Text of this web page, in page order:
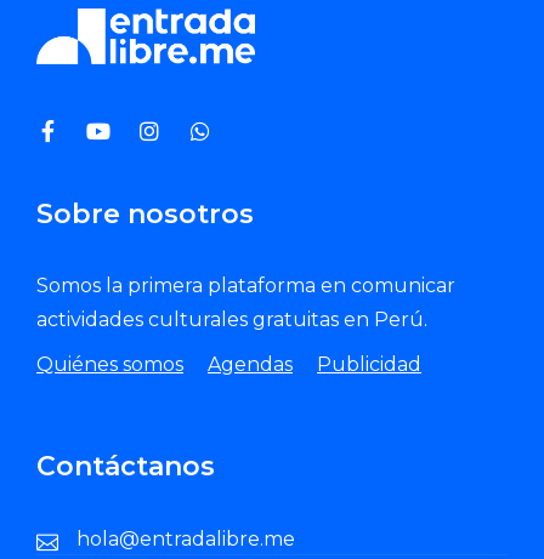
Sobre nosotros
Somos la primera plataforma en comunicar
actividades culturales gratuitas en Perú.
Quiénes somos
Agendas Publicidad
Contáctanos
hola@entradalibre.me